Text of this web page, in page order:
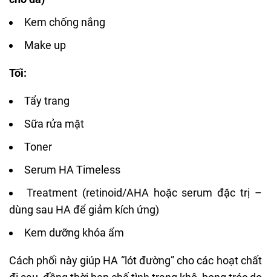
Kem chống nắng
Make up
Tối:
Tẩy trang
Sữa rửa mặt
Toner
Serum HA Timeless
Treatment (retinoid/AHA hoặc serum đặc trị –
dùng sau HA để giảm kích ứng)
Kem dưỡng khóa ẩm
Cách phối này giúp HA “lót đường” cho các hoạt chất